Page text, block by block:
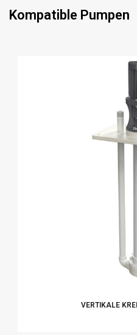
Kompatible Pumpen
VERTIKALE